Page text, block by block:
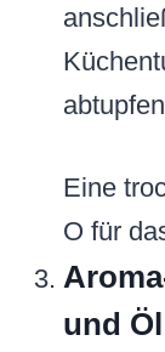
Eine
O für
und